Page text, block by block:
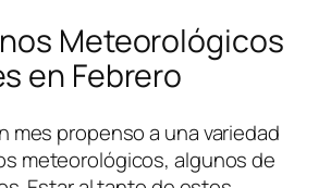
Meteorológicos
en Febrero
mes propenso a una variedad
meteorológicos, algunos de